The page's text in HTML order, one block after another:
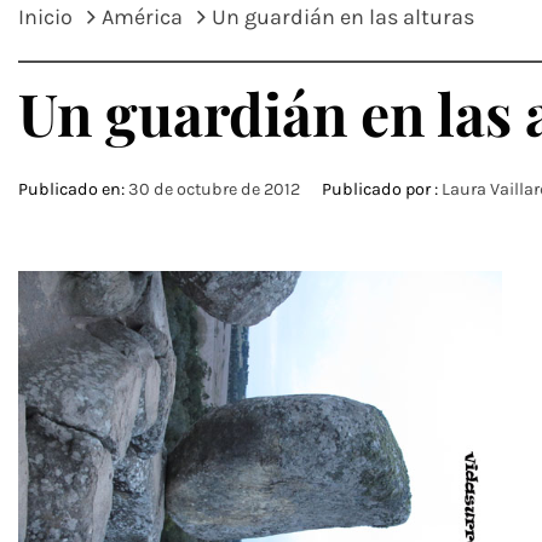
Inicio América Un guardián en las alturas
Un guardián en las
Publicado en:30 de octubre de 2012 Publicado por : Laura